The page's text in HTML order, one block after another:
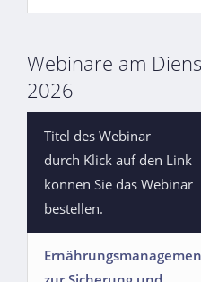
Webinare am
2026
Titel des Webinar
durch Klick auf den Link
können Sie das Webinar
bestellen.